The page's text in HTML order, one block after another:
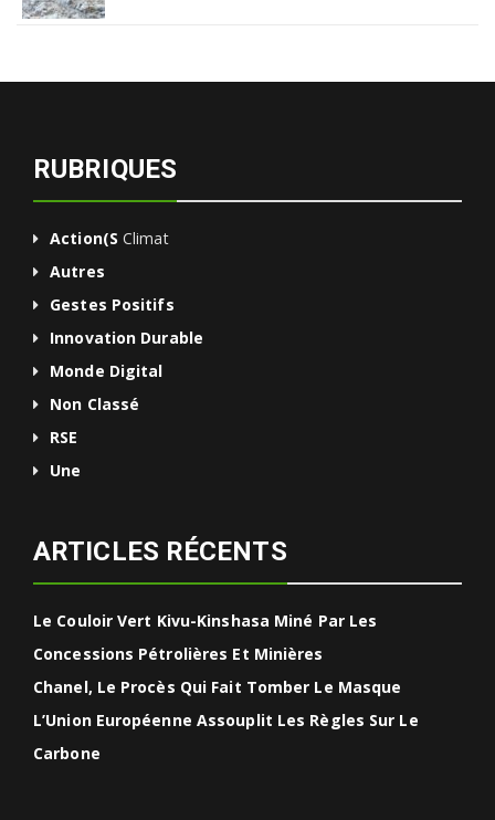
RUBRIQUES
Action(s Climat
Autres
Gestes Positifs
Innovation Durable
Monde Digital
Non Classé
RSE
Une
ARTICLES RÉCENTS
Le Couloir Vert Kivu-Kinshasa Miné Par Les
Concessions Pétrolières Et Minières
Chanel, Le Procès Qui Fait Tomber Le Masque
L’Union Européenne Assouplit Les Règles Sur Le
Carbone